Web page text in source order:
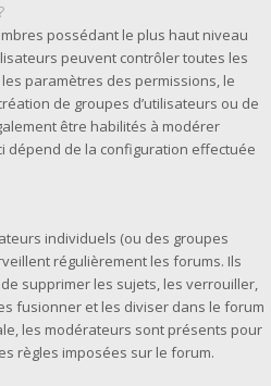
possédant le plus haut niveau
peuvent contrôler toutes les
paramètres des permissions, le
de groupes d’utilisateurs ou de
être habilités à modérer
dépend de la configuration effectuée
individuels (ou des groupes
régulièrement les forums. Ils
supprimer les sujets, les verrouiller,
fusionner et les diviser dans le forum
les modérateurs sont présents pour
règles imposées sur le forum.